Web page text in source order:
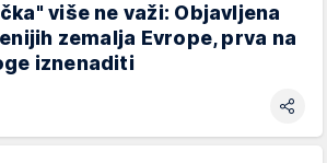
više ne važi: Objavljena
zemalja Evrope, prva na
iznenaditi